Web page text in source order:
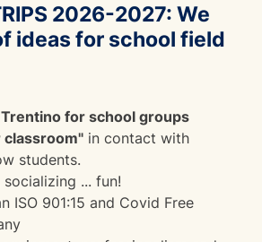
2026-2027: We
ideas for school field
for school groups
in contact with
students.
... fun!
ISO 901:15 and Covid Free